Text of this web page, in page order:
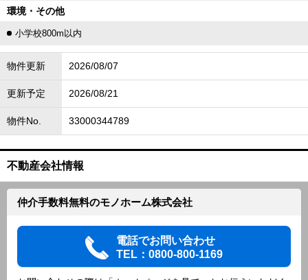
環境・その他
小学校800m以内
物件更新 2026/08/07
更新予定 2026/08/21
物件No. 33000344789
不動産会社情報
仲介手数料無料のモノホーム株式会社
電話でお問い合わせ
TEL：0800-800-1169